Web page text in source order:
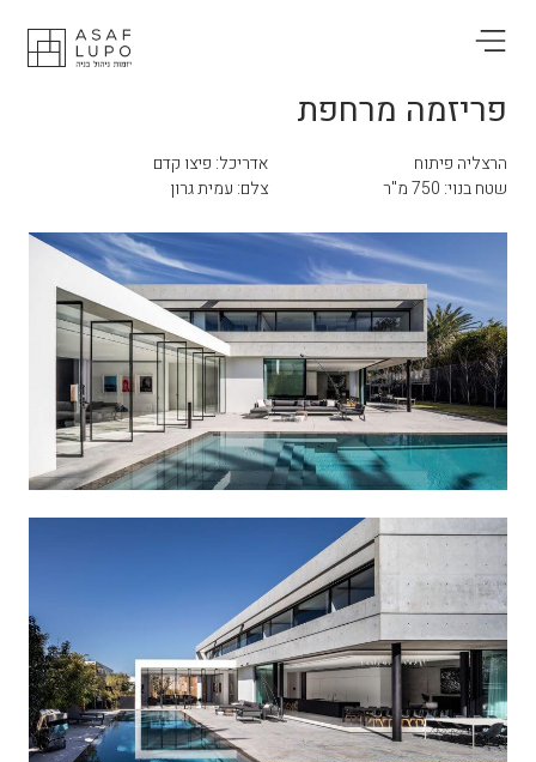
פריזמה מרחפת
הרצליה פיתוח
שטח בנוי: 750 מ"ר
אדריכל: פיצו קדם
צלם: עמית גרון